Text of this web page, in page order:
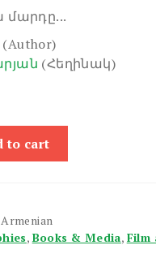
մարդը...
(Author)
(Հեղինակ)
to cart
, Books & Media, Film